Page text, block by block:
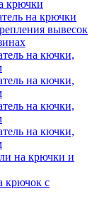
крючки
на крючки
вывесок
на кючки,
на кючки,
на кючки,
на кючки,
на крючки и
крючок с